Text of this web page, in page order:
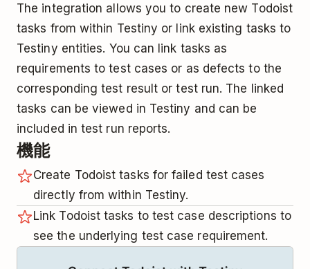
The integration allows you to create new Todoist
tasks from within Testiny or link existing tasks to
Testiny entities. You can link tasks as
requirements to test cases or as defects to the
corresponding test result or test run. The linked
tasks can be viewed in Testiny and can be
included in test run reports.
機能
Create Todoist tasks for failed test cases
directly from within Testiny.
Link Todoist tasks to test case descriptions to
see the underlying test case requirement.